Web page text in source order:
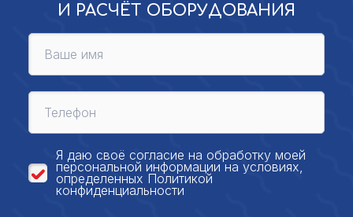
И РАСЧЁТ ОБОРУДОВАНИЯ
Я даю своё согласие на обработку моей
персональной информации на условиях,
определенных Политикой
конфиденциальности